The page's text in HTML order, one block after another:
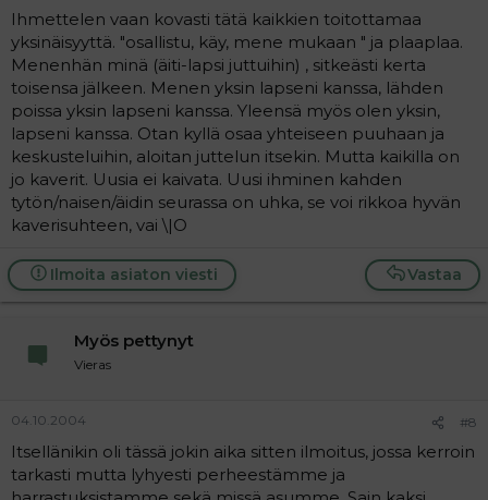
Ihmettelen vaan kovasti tätä kaikkien toitottamaa
yksinäisyyttä. "osallistu, käy, mene mukaan " ja plaaplaa.
Menenhän minä (äiti-lapsi juttuihin) , sitkeästi kerta
toisensa jälkeen. Menen yksin lapseni kanssa, lähden
poissa yksin lapseni kanssa. Yleensä myös olen yksin,
lapseni kanssa. Otan kyllä osaa yhteiseen puuhaan ja
keskusteluihin, aloitan juttelun itsekin. Mutta kaikilla on
jo kaverit. Uusia ei kaivata. Uusi ihminen kahden
tytön/naisen/äidin seurassa on uhka, se voi rikkoa hyvän
kaverisuhteen, vai \|O
Vastaa
Ilmoita asiaton viesti
Myös pettynyt
Vieras
04.10.2004 #8
Itsellänikin oli tässä jokin aika sitten ilmoitus, jossa kerroin
tarkasti mutta lyhyesti perheestämme ja